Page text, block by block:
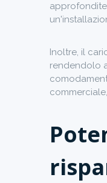
Inoltre, il
rendendolo